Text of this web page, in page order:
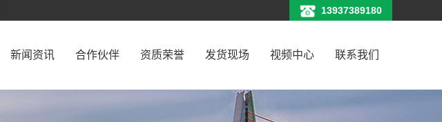
13937389180
新闻资讯 合作伙伴 资质荣誉 发货现场 视频中心 联系我们